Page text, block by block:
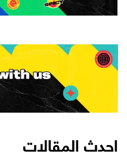
احدث المقالات